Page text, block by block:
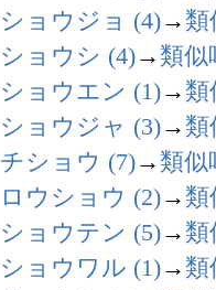
ショウジョ (4)→ 類
ショウシ (4)→ 類似
ショウエン (1)→ 類
ショウジャ (3)→ 類
チショウ (7)→ 類似
ロウショウ (2)→ 類
ショウテン (5)→ 類
ショウワル (1)→ 類